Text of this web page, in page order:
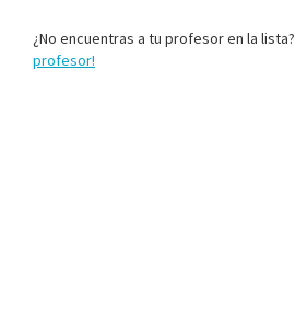
¿No encuentras a tu profesor en la lista?
profesor!